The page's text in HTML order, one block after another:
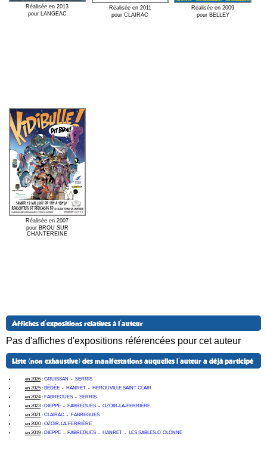
Réalisée en 2013
pour LANGEAC
Réalisée en 2011
pour CLAIRAC
Réalisée en 2009
pour BELLEY
Réalisée en 2007
pour BROU SUR
CHANTEREINE
Affiches d'expositions relatives à l'auteur
Pas d'affiches d'expositions référencées pour cet auteur
Liste (non exhaustive) des manifestations auquelles l'auteur a déjà participé
en 2026 : GRUISSAN - SERRIS
en 2025 : BÉDÉE - HANRET - HEROUVILLE SAINT CLAIR
en 2024: FABREGUES - SERRIS
en 2023 : DIEPPE - FABREGUES - OZOIR-LA-FERRIÈRE
en 2021 : CLAIRAC - FABREGUES
en 2020: OZOIR-LA-FERRIÈRE
en 2019 : DIEPPE - FABREGUES - HANRET - LES SABLES-D´OLONNE